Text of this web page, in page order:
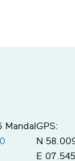
MandalGPS:
N
E